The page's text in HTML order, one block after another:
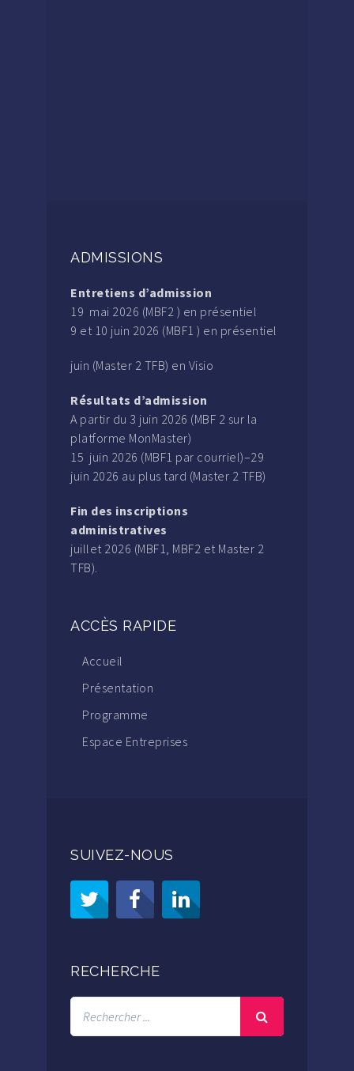
ADMISSIONS
Entretiens d’admission
19 mai 2026 (MBF2 ) en présentiel
9 et 10 juin 2026 (MBF1 ) en présentiel
juin (Master 2 TFB) en Visio
Résultats d’admission
A partir du 3 juin 2026 (MBF 2 sur la
platforme MonMaster)
15 juin 2026 (MBF1 par courriel)–29
juin 2026 au plus tard (Master 2 TFB)
Fin des inscriptions
administratives
juillet 2026 (MBF1, MBF2 et Master 2
TFB).
ACCÈS RAPIDE
Accueil
Présentation
Programme
Espace Entreprises
SUIVEZ-NOUS
RECHERCHE